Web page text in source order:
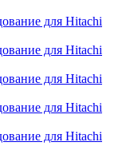
для Hitachi
для Hitachi
для Hitachi
для Hitachi
для Hitachi